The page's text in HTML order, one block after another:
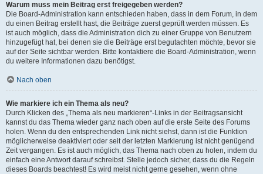
Warum muss mein Beitrag erst freigegeben werden?
Die Board-Administration kann entschieden haben, dass in dem Forum, in dem
du einen Beitrag erstellt hast, die Beiträge zuerst geprüft werden müssen. Es
ist auch möglich, dass die Administration dich zu einer Gruppe von Benutzern
hinzugefügt hat, bei denen sie die Beiträge erst begutachten möchte, bevor sie
auf der Seite sichtbar werden. Bitte kontaktiere die Board-Administration, wenn
du weitere Informationen dazu benötigst.
Nach oben
Wie markiere ich ein Thema als neu?
Durch Klicken des „Thema als neu markieren“-Links in der Beitragsansicht
kannst du das Thema wieder ganz nach oben auf die erste Seite des Forums
holen. Wenn du den entsprechenden Link nicht siehst, dann ist die Funktion
möglicherweise deaktiviert oder seit der letzten Markierung ist nicht genügend
Zeit vergangen. Es ist auch möglich, das Thema nach oben zu holen, indem du
einfach eine Antwort darauf schreibst. Stelle jedoch sicher, dass du die Regeln
dieses Boards beachtest! Es wird meist nicht gerne gesehen, wenn ohne